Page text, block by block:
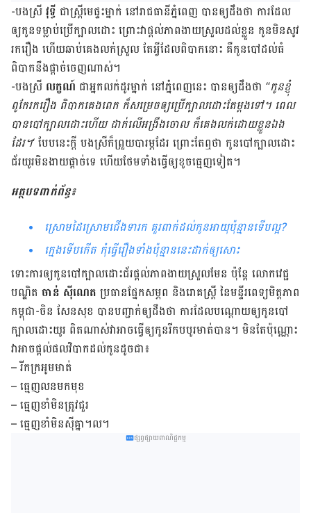
-បង​ស្រីវុទ្ធី ជា​ស្រ្តី​មេផ្ទះ​ម្នាក់ នៅ​រាជធានីភ្នំពេញ បាន​ឲ្យ​ដឹង​ថា ការ​ដែល​
ឲ្យ​កូន​ទម្លាប់​ប្រើ​ក្បាល​ដោះ ព្រោះ​វា​ផ្តល់​ភាព​ងាយ​ស្រួល​ដល់​ខ្លួន កូន​មិន​សូវ​
រក​រឿង ហើយ​ឆាប់​គេង​លក់​ស្រួល តែអ្វីដែល​ពិបាក​នោះ គឺ​កូន​បៅ​ដល់​ធំ
ពិបាក​នឹង​ផ្តាច់​ចេញ​ណាស់។
-បង​ស្រី លក្ខណ៍ ជា​អ្នក​លក់​ដូរ​ម្នាក់​ នៅភ្នំពេញនេះ បាន​ឲ្យ​ដឹង​ថា “កូន​ខ្ញុំ​
ពូកែ​រក​រឿង ពិបាក​គេង​ពេក ក៏​សម្រេច​ឲ្យ​ប្រើ​ក្បាល​ដោះ​តែ​ម្តង​ទៅ។ ពេល​
បាន​បៅ​ក្បាល​ដោះ​ហើយ ដាក់​លើ​អង្រឹង​ចោល ក៏​គេង​លក់​ដោយ​ខ្លួន​ឯង​
ដែរ។‘ បែប​នេះ​ក្តី បងស្រី​ក៏​ព្រួយ​បារម្ភ​ដែរ ព្រោះ​តែ​ឮ​ថា កូនបៅ​ក្បាលដោះ​
ជ័រ​យូរ​មិន​ងាយ​ផ្តាច់​ទេ ហើយ​ថែម​ទាំង​ធ្វើ​ឲ្យ​ខូច​ធ្មេញ​ទៀត។
អត្ថបទពាក់ព័ន្ធ៖
ស្រោមដៃស្រោមជើងទារក គួរពាក់ដល់កូនអាយុប៉ុន្មានទើបល្អ?
ក្មេង​ទើប​កើត កុំ​ធ្វើ​រឿង​​ទាំង​ប៉ុន្មាន​នេះ​ដាក់​ឲ្យ​សោះ
ទោះ​ការ​ឲ្យ​កូន​បៅ​ក្បាល​ដោះជ័រ​ផ្តល់​ភាព​ងាយ​ស្រួល​មែន ប៉ុន្តែ លោក​វេជ្ជ
បណ្ឌិត ចាន់ ស៊ីណេត ប្រធាន​ផ្នែក​សម្ភព និង​រោគ​ស្រ្តី នៃ​មន្ទីរពេទ្យ​មិត្តភាព​
កម្ពុជា-ចិន​ សែនសុខ បាន​បញ្ជាក់​ឲ្យ​ដឹង​ថា ការ​ដែល​បណ្តោយ​ឲ្យ​កូន​បៅ​
ក្បាល​ដោះ​យូរ ពិត​ណាស់​វា​អាច​ធ្វើ​ឲ្យ​កូន​រីក​បបូរ​មាត់​បាន​។ មិន​តែ​ប៉ុណ្ណោះ
វា​អាច​ផ្តល់​ផល​វិបាក​ដល់​កូន​ដូចជា៖
– រីកក្រអូមមាត់
– ធ្មេញលនមកមុខ
– ធ្មេញខាំមិនត្រូវជួរ
– ធ្មេញខាំមិនស៊ីគ្នា។ល។
ផ្សព្វផ្សាយពាណិជ្ជកម្ម